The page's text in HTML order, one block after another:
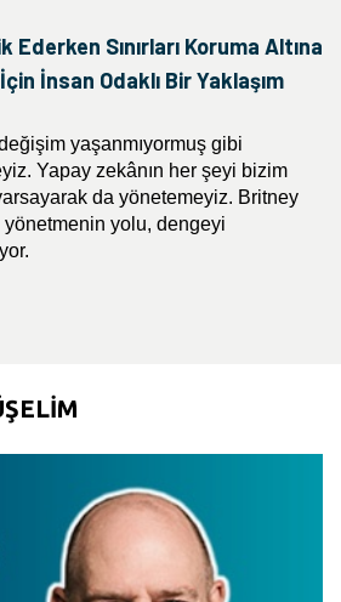
Ederken Sınırları Koruma Altına
İnsan Odaklı Bir Yaklaşım
yaşanmıyormuş gibi
Yapay zekânın her şeyi bizim
da yönetemeyiz. Britney
yönetmenin yolu, dengeyi